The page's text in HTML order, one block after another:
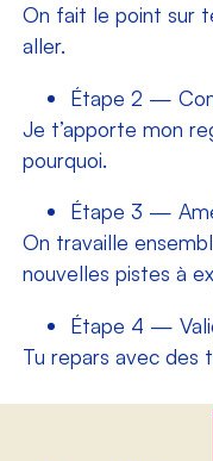
On fait le point sur
aller.
Étape 2 —
Je t’apporte mon
pourquoi.
Étape 3 —
On travaille
nouvelles pistes à
Étape 4 —
Tu repars avec des